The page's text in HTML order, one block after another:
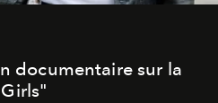
documentaire sur la